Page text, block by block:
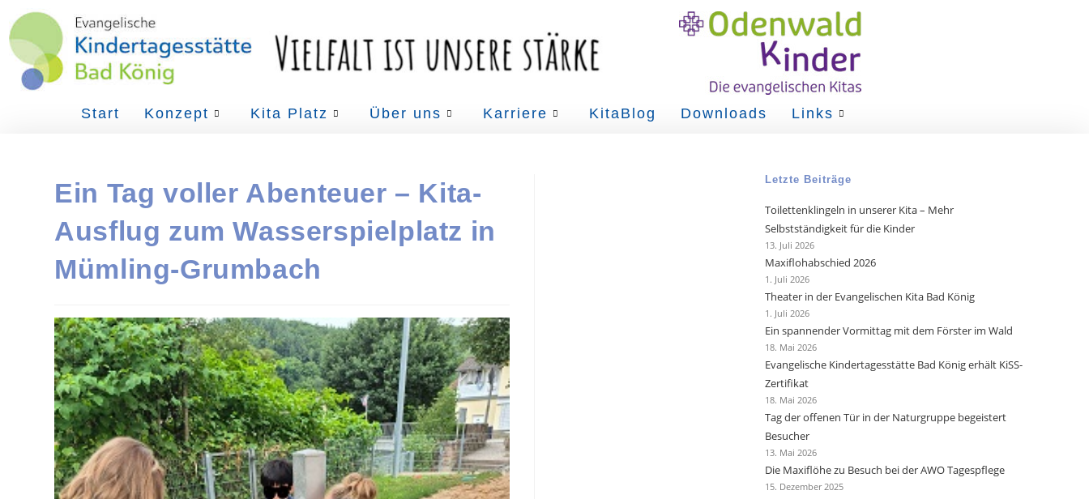
Start Konzept Kita Platz Über uns Karriere KitaBlog Downloads Links
Ein Tag voller Abenteuer – Kita-
Ausflug zum Wasserspielplatz in
Mümling-Grumbach
Letzte Beiträge
Toilettenklingeln in unserer Kita – Mehr
Selbstständigkeit für die Kinder
13. Juli 2026
Maxiflohabschied 2026
1. Juli 2026
Theater in der Evangelischen Kita Bad König
1. Juli 2026
Ein spannender Vormittag mit dem Förster im Wald
18. Mai 2026
Evangelische Kindertagesstätte Bad König erhält KiSS-
Zertifikat
18. Mai 2026
Tag der offenen Tür in der Naturgruppe begeistert
Besucher
13. Mai 2026
Die Maxiflöhe zu Besuch bei der AWO Tagespflege
15. Dezember 2025